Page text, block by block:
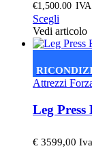
del
prodotto
€1,500.00 IVA
Scegli
prodotto
ha
Le
opzioni
essere
nella
Vedi articolo
Attrezzi
Leg Press
€ 3599,00